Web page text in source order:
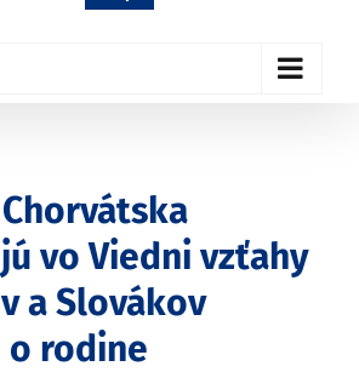
vo Viedni vzťahy
a Slovákov
rodine